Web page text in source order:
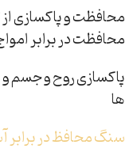
محافظت و پاکسازی
محافظت در برابر
پاکسازی روح و جسم
ها
سنگ محافظ در برابر